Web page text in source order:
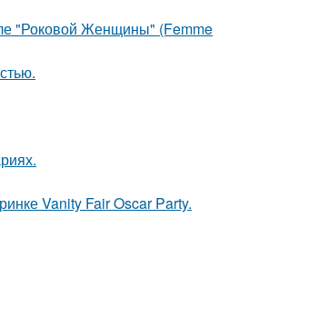
"Роковой Женщины" (Femme
Vanity Fair Oscar Party.